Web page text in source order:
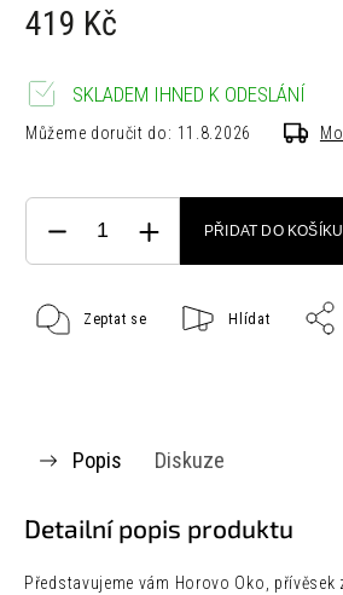
419 Kč
SKLADEM IHNED K ODESLÁNÍ
Můžeme doručit do: 11.8.2026
PŘIDAT DO KOŠÍKU
Zeptat se Hlídat
Popis Diskuze
Detailní popis produktu
Představujeme vám Horovo Oko, přívěsek